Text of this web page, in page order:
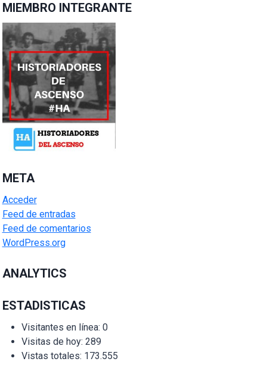
MIEMBRO INTEGRANTE
META
Acceder
Feed de entradas
Feed de comentarios
WordPress.org
ANALYTICS
ESTADISTICAS
Visitantes en línea: 0
Visitas de hoy: 289
Vistas totales: 173.555